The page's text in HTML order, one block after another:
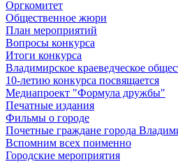
Оргкомитет
Общественное жюри
План мероприятий
Вопросы конкурса
Итоги конкурса
Владимирское краеведческое
10-летию конкурса посвящается
Медиапроект "Формула дружбы"
Печатные издания
Фильмы о городе
Почетные граждане города
Вспомним всех поименно
Городские мероприятия